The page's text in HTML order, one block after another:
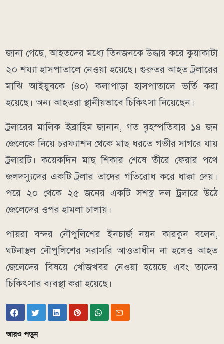
জানা গেছে, আহতদের মধ্যে তিনজনকে উদ্ধার করে কুয়াকাটা
২০ শয্যা হাসপাতালে নেওয়া হয়েছে। গুরুতর আহত ট্রলারের
মাঝি আইয়ুবকে (৪০) কলাপাড়া হাসপাতালে ভর্তি করা
হয়েছে। অন্য আহতরা স্থানীয়ভাবে চিকিৎসা নিয়েছেন।
ট্রলারের মালিক ইব্রাহিম জানান, গত বৃহস্পতিবার ১৪ জন
জেলেকে নিয়ে চরফ্যাশন থেকে মাছ ধরতে গভীর সাগরে যায়
ট্রলারটি। কয়েকদিন মাছ শিকার শেষে তীরে ফেরার পথে
জলদস্যুদের একটি ট্রলার তাদের গতিরোধ করে ধাক্কা দেয়।
পরে ২০ থেকে ২৫ জনের একটি সশস্ত্র দল ট্রলারে উঠে
জেলেদের ওপর হামলা চালায়।
পায়রা বন্দর নৌপুলিশের ইনচার্জ নয়ন কারকুন বলেন,
ঘটনাস্থল নৌপুলিশের সরাসরি আওতাধীন না হলেও আহত
জেলেদের বিষয়ে খোঁজখবর নেওয়া হয়েছে এবং তাদের
চিকিৎসার ব্যবস্থা করা হয়েছে।
আরও পড়ুন